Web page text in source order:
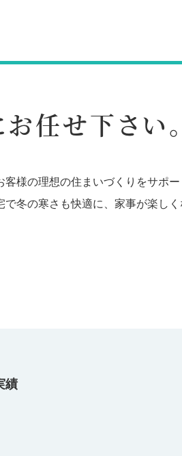
任せ下さい。
様の理想の住まいづくりをサポー
冬の寒さも快適に、家事が楽しく
績